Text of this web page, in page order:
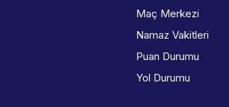
Maç Merkezi
Namaz Vakitleri
Puan Durumu
Yol Durumu